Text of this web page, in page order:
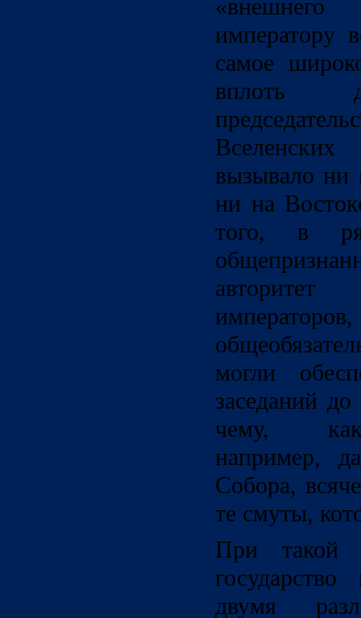
императору
самое
вызывало ни
ни на
того, в
могли
заседаний
чему, как
например,
Собора,
те смуты,
При такой
двумя